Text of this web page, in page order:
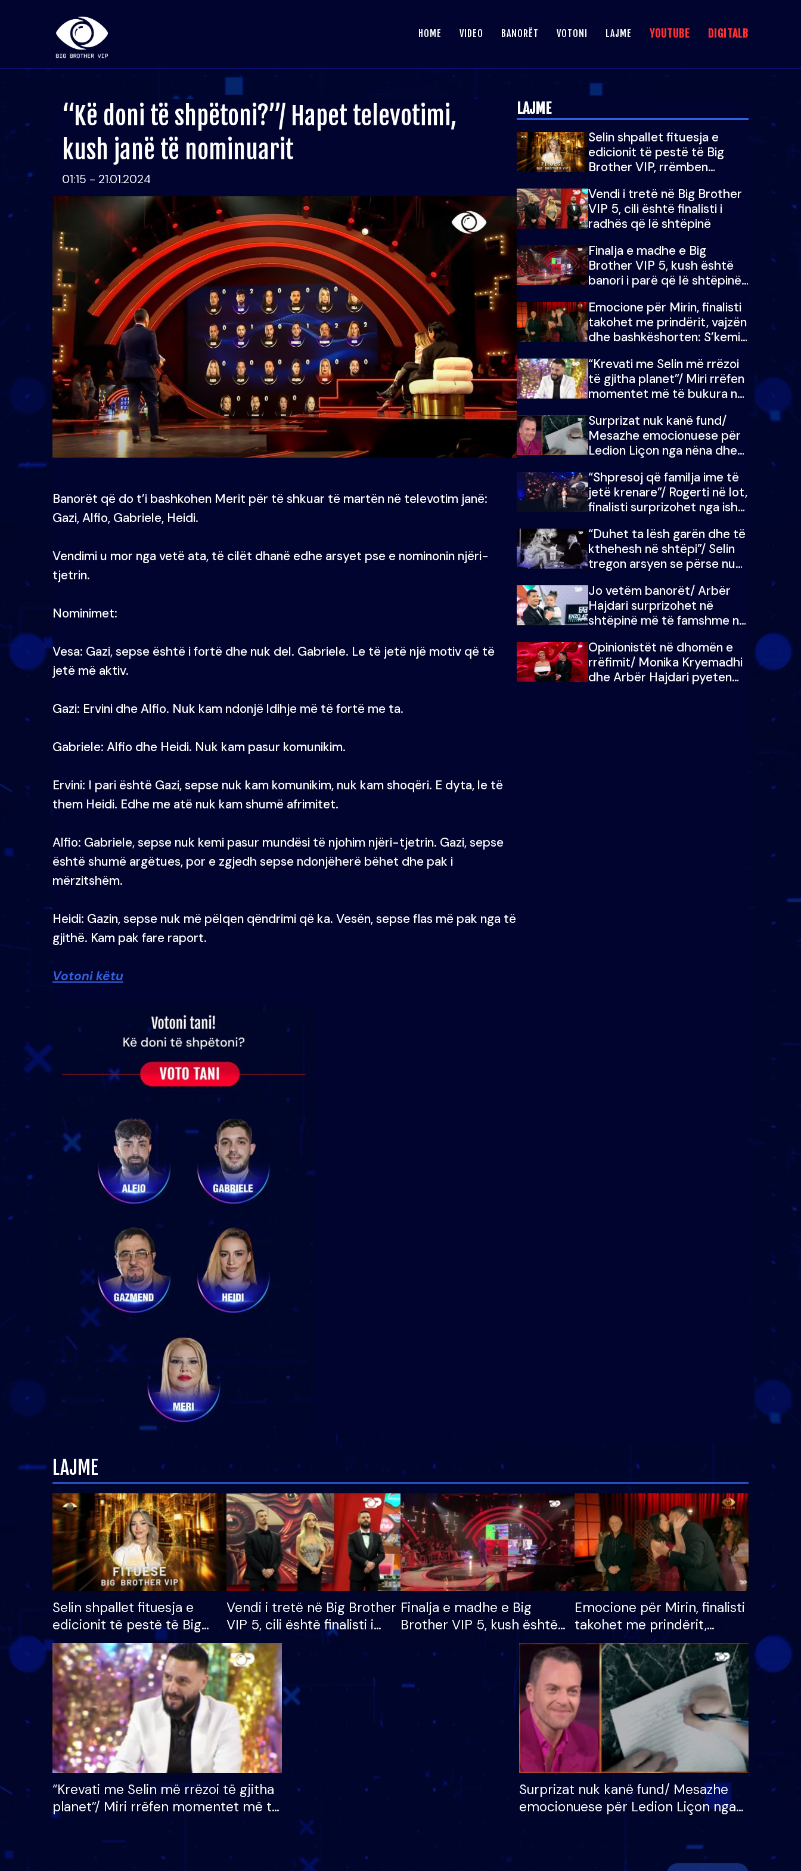
HOME VIDEO BANORËT VOTONI LAJME YOUTUBE DIGITALB
“Kë doni të shpëtoni?”/ Hapet televotimi,
kush janë të nominuarit
01:15 - 21.01.2024
Banorët që do t’i bashkohen Merit për të shkuar të martën në televotim janë:
Gazi, Alfio, Gabriele, Heidi.
Vendimi u mor nga vetë ata, të cilët dhanë edhe arsyet pse e nominonin njëri-
tjetrin.
Nominimet:
Vesa: Gazi, sepse është i fortë dhe nuk del. Gabriele. Le të jetë një motiv që të
jetë më aktiv.
Gazi: Ervini dhe Alfio. Nuk kam ndonjë ldihje më të fortë me ta.
Gabriele: Alfio dhe Heidi. Nuk kam pasur komunikim.
Ervini: I pari është Gazi, sepse nuk kam komunikim, nuk kam shoqëri. E dyta, le të
them Heidi. Edhe me atë nuk kam shumë afrimitet.
Alfio: Gabriele, sepse nuk kemi pasur mundësi të njohim njëri-tjetrin. Gazi, sepse
është shumë argëtues, por e zgjedh sepse ndonjëherë bëhet dhe pak i
mërzitshëm.
Heidi: Gazin, sepse nuk më pëlqen qëndrimi që ka. Vesën, sepse flas më pak nga të
gjithë. Kam pak fare raport.
Votoni këtu
LAJME
Selin shpallet fituesja e
edicionit të pestë të Big
Brother VIP, rrëmben
mijë eurosh
Vendi i tretë në Big Brother
VIP 5, cili është finalisti i
radhës që lë shtëpinë
Finalja e madhe e Big
Brother VIP 5, kush është
banori i parë që lë shtëpinë
fituar çmimin e madh
Emocione për Mirin, finalisti
takohet me prindërit, vajzën
dhe bashkëshorten: S’kemi
“Krevati me Selin më rrëzoi
të gjitha planet”/ Miri rrëfen
momentet më të bukura në
mungojë zilja e mëngjesit
kur…
Surprizat nuk kanë fund/
Mesazhe emocionuese për
Ledion Liçon nga nëna dhe
i mban dot lotët: Nuk
meritoj…
“Shpresoj që familja ime të
jetë krenare”/ Rogerti në lot,
finalisti surprizohet nga ish-
“Duhet ta lësh garën dhe të
kthehesh në shtëpi”/ Selin
tregon arsyen se përse nuk
Doja ta çoja luftën time deri
në fund
Jo vetëm banorët/ Arbër
Hajdari surprizohet në
shtëpinë më të famshme në
me vajzën e tij
Opinionistët në dhomën e
rrëfimit/ Monika Kryemadhi
dhe Arbër Hajdari pyeten
LAJME
Selin shpallet fituesja e
edicionit të pestë të Big
Brother VIP, rrëmben
çmimin e madh prej 100
mijë eurosh
Vendi i tretë në Big Brother
VIP 5, cili është finalisti i
radhës që lë shtëpinë
Finalja e madhe e Big
Brother VIP 5, kush është
banori i parë që lë shtëpinë
dhe humb mundësinë për
të fituar çmimin e madh
Emocione për Mirin, finalisti
takohet me prindërit,
vajzën dhe bashkëshorten:
S’kemi ndonjë letër divorci
apo jo?
“Krevati me Selin më rrëzoi të gjitha
planet”/ Miri rrëfen momentet më të
bukura në shtëpinë e BB VIP: Do më
mungojë zilja e mëngjesit kur…
Surprizat nuk kanë fund/ Mesazhe
emocionuese për Ledion Liçon nga
nëna dhe fëmijët e tij, moderatori
nuk i mban dot lotët: Nuk meritoj…